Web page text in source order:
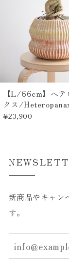
【L/66cm】ヘテ
クス/
¥23,900
新商品やキャン
す。